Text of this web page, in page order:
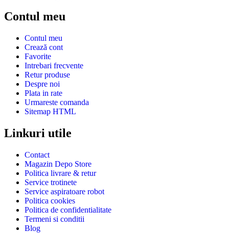
Contul meu
Contul meu
Crează cont
Favorite
Intrebari frecvente
Retur produse
Despre noi
Plata in rate
Urmareste comanda
Sitemap HTML
Linkuri utile
Contact
Magazin Depo Store
Politica livrare & retur
Service trotinete
Service aspiratoare robot
Politica cookies
Politica de confidentialitate
Termeni si conditii
Blog